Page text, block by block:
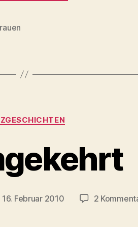
Kategorien
16. Februar 2010 2